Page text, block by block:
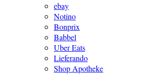
ebay
Notino
Bonprix
Babbel
Uber Eats
Lieferando
Shop Apotheke